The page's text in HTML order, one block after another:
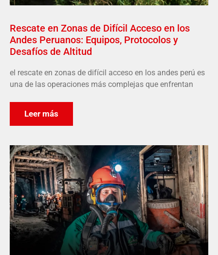
Rescate en Zonas de Difícil Acceso en los
Andes Peruanos: Equipos, Protocolos y
Desafíos de Altitud
el rescate en zonas de difícil acceso en los andes perú es
una de las operaciones más complejas que enfrentan
Leer más